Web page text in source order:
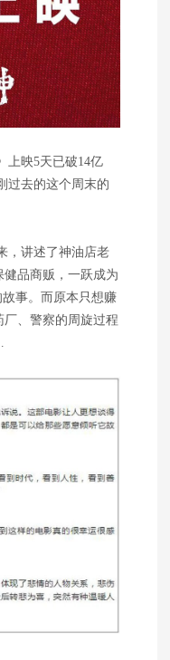
映5天已破14亿
过去的这个周末的
讲述了神油店老
品商贩，一跃成为
事。而原本只想赚
、警察的周旋过程